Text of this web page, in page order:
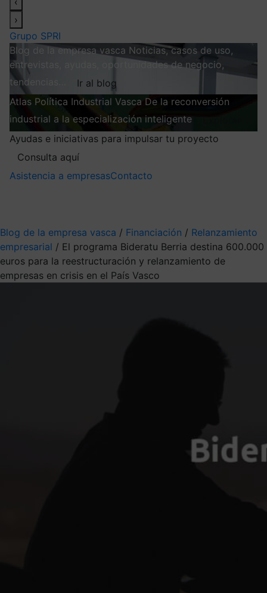
›
Grupo SPRI
Blog de la empresa vasca Noticias, casos de uso,
entrevistas, ayudas, oportunidades de negocio,
tendencias…
Ir al blog
Atlas Política Industrial Vasca De la reconversión
industrial a la especialización inteligente
Ayudas e iniciativas para impulsar tu proyecto
Consulta aquí
Asistencia a empresasContacto
Blog de la empresa vasca / Financiación / Relanzamiento
empresarial / El programa Bideratu Berria destina 600.000
euros para la reestructuración y relanzamiento de
empresas en crisis en el País Vasco